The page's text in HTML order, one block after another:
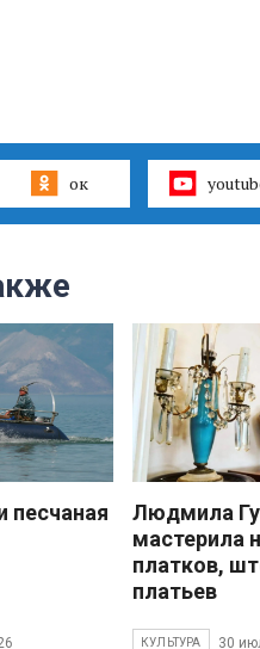
ок
песчаная
Людмила
мастерила
платков,
платьев
КУЛЬТУРА 30